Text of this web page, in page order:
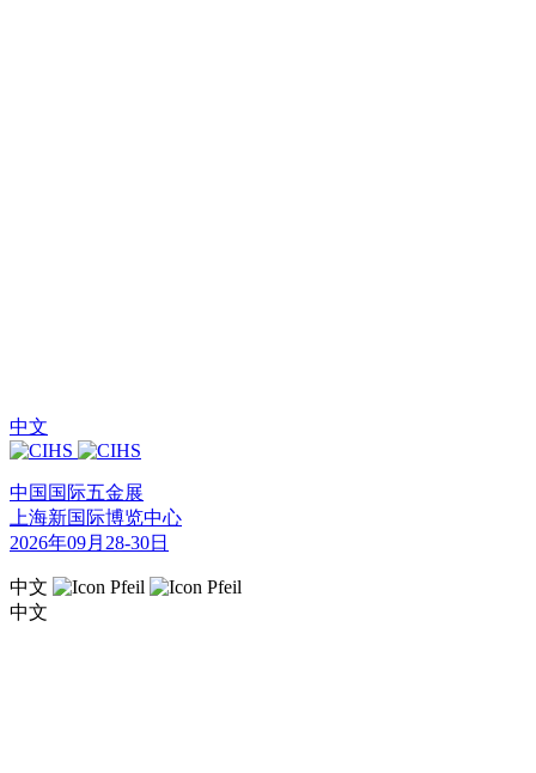
中文
中国国际五金展
上海新国际博览中心
2026年09月28-30日
中文
中文